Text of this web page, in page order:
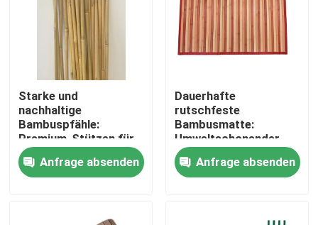
Haus
Produkte
Starke und
nachhaltige
Bambuspfähle:
Premium-Stützen für
Kletterpflanzen
Anfrage absenden
Dauerhafte
rutschfeste
Bambusmatte:
Umweltschonender
Bambus-
Flächenteppich für
Badezimmer und
Anfrage absenden